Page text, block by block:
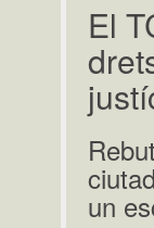
El
un